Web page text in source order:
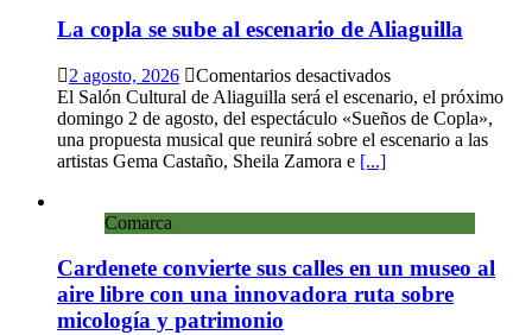
en
Centro
de
Arte
Loma
La copla se sube al escenario de Aliaguilla
2 agosto, 2026 Comentarios desactivadosen
La
copla
se
El Salón Cultural de Aliaguilla será el escenario, el próximo
domingo 2 de agosto, del espectáculo «Sueños de Copla»,
una propuesta musical que reunirá sobre el escenario a las
artistas Gema Castaño, Sheila Zamora e [...]
Comarca
Cardenete convierte sus calles en un museo al
aire libre con una innovadora ruta sobre
micología y patrimonio